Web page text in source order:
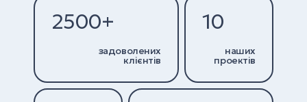
2500+
задоволених
клієнтів
10
наших
проектів